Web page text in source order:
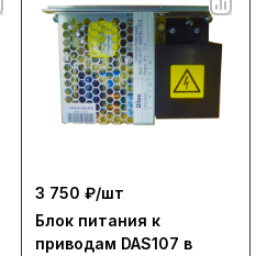
3 750 ₽/шт
Блок питания к
приводам DAS107 в